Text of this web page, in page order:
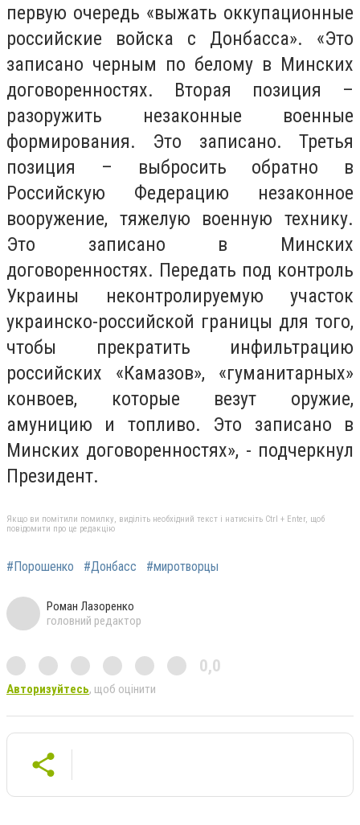
первую очередь «выжать оккупационные
российские войска с Донбасса». «Это
записано черным по белому в Минских
договоренностях. Вторая позиция –
разоружить незаконные военные
формирования. Это записано. Третья
позиция – выбросить обратно в
Российскую Федерацию незаконное
вооружение, тяжелую военную технику.
Это записано в Минских
договоренностях. Передать под контроль
Украины неконтролируемую участок
украинско-российской границы для того,
чтобы прекратить инфильтрацию
российских «Камазов», «гуманитарных»
конвоев, которые везут оружие,
амуницию и топливо. Это записано в
Минских договоренностях», - подчеркнул
Президент.
Якщо ви помітили помилку, виділіть необхідний текст і натисніть Ctrl + Enter, щоб
повідомити про це редакцію
#Порошенко #Донбасс #миротворцы
Роман Лазоренко
головний редактор
0,0
Авторизуйтесь, щоб оцінити